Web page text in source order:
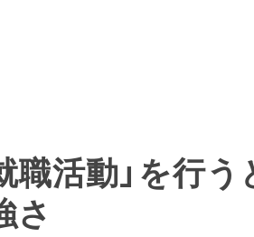
活動」を行う
さ